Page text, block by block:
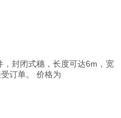
封闭式穗，长度可达6m，宽
订单。 价格为